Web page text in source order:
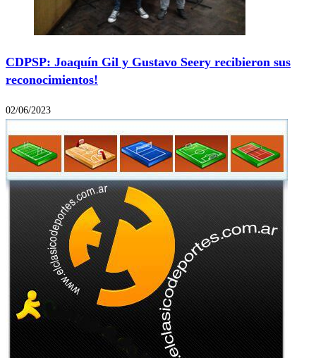
CDPSP: Joaquín Gil y Gustavo Seery recibieron sus
reconocimientos!
02/06/2023